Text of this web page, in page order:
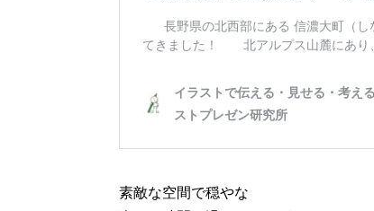
素敵な空間で穏やな